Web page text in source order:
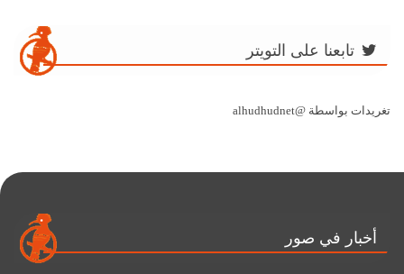
تابعنا على التويتر
تغريدات بواسطة @alhudhudnet
أخبار في صور